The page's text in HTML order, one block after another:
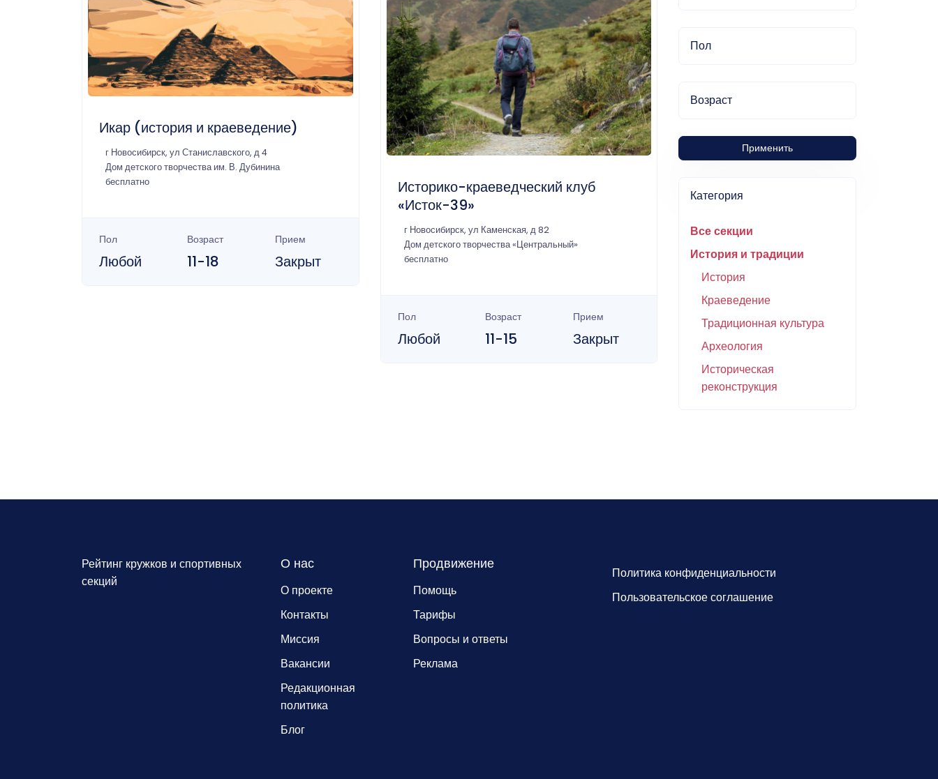
Пол
Возраст
Применить
Категория
Все секции
История и традиции
История
Краеведение
Традиционная культура
Археология
Историческая
реконструкция
Икар (история и краеведение)
г Новосибирск, ул Станиславского, д 4
Дом детского творчества им. В. Дубинина
бесплатно
Пол
Любой
Возраст
11-18
Прием
Закрыт
Историко-краеведческий клуб
«Исток-39»
г Новосибирск, ул Каменская, д 82
Дом детского творчества «Центральный»
бесплатно
Пол
Любой
Возраст
11-15
Прием
Закрыт
Рейтинг кружков и спортивных
секций
О нас
О проекте
Контакты
Миссия
Вакансии
Редакционная
политика
Блог
Продвижение
Помощь
Тарифы
Вопросы и ответы
Реклама
Политика конфиденциальности
Пользовательское соглашение